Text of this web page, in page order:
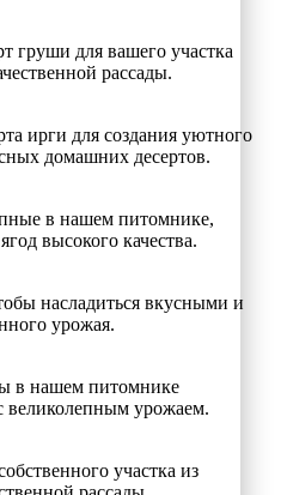
груши для вашего участка
рассады.
ирги для создания уютного
домашних десертов.
в нашем питомнике,
высокого качества.
насладиться вкусными и
урожая.
в нашем питомнике
великолепным урожаем.
участка из